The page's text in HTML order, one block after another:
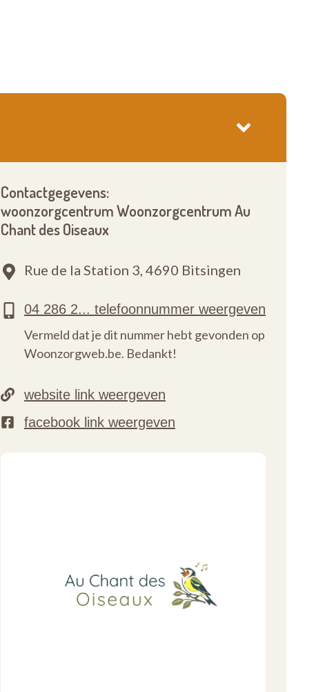
Contactgegevens:
woonzorgcentrum Woonzorgcentrum Au
Chant des Oiseaux
Rue de la Station 3, 4690 Bitsingen
Vermeld dat je dit nummer hebt gevonden op
Woonzorgweb.be. Bedankt!